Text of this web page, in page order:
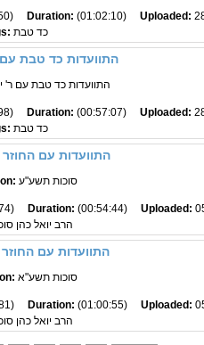
Duration: (01:02:10) Uploaded:
כד טבת
התוועדות כד טבת
התוועדות כד טבת עם ר'
Duration: (00:57:07) Uploaded:
כד טבת
התוועדות עם
סוכות תשע"ע
Duration: (00:54:44) Uploaded:
הרב יואל כהן
התוועדות עם
סוכות תשע"א
Duration: (01:00:55) Uploaded:
הרב יואל כהן